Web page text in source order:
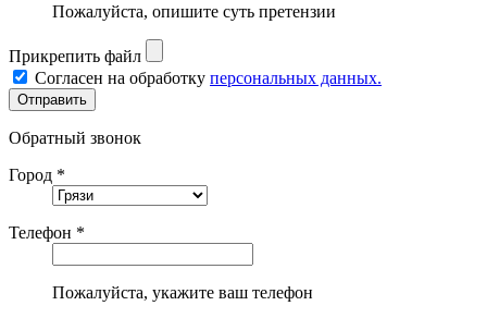
Пожалуйста, опишите суть претензии
Прикрепить файл
Согласен на обработку персональных данных.
Обратный звонок
Город *
Телефон *
Пожалуйста, укажите ваш телефон